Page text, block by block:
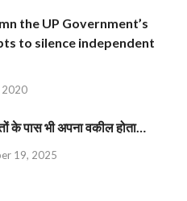
the UP Government’s
to silence independent
2020
के पास भी अपना वकील होता…
19, 2025